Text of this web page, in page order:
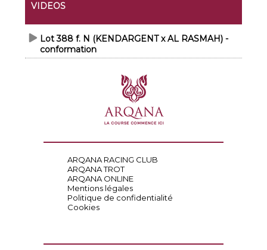
VIDEOS
Lot 388 f. N (KENDARGENT x AL RASMAH) -
conformation
ARQANA RACING CLUB
ARQANA TROT
ARQANA ONLINE
Mentions légales
Politique de confidentialité
Cookies